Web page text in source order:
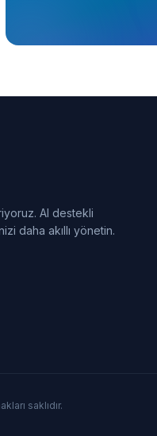
AI destekli
daha akıllı yönetin.
saklıdır.